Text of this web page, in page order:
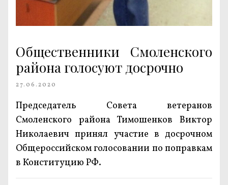
Общественники Смоленского
района голосуют досрочно
27.06.2020
Председатель Совета ветеранов
Смоленского района Тимошенков Виктор
Николаевич принял участие в досрочном
Общероссийском голосовании по поправкам
в Конституцию РФ.